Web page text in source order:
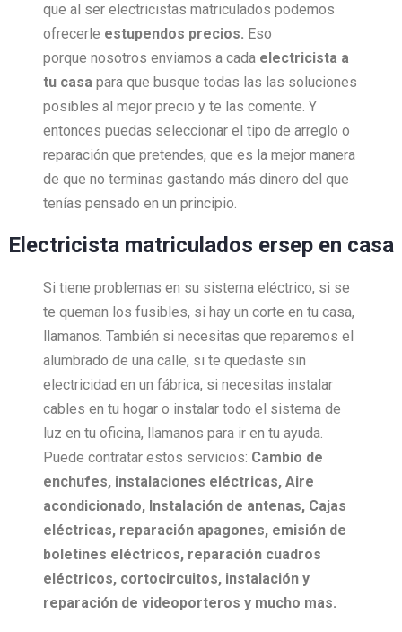
que al ser electricistas matriculados podemos
ofrecerle estupendos precios. Eso
porque nosotros enviamos a cada electricista a
tu casa para que busque todas las las soluciones
posibles al mejor precio y te las comente. Y
entonces puedas seleccionar el tipo de arreglo o
reparación que pretendes, que es la mejor manera
de que no terminas gastando más dinero del que
tenías pensado en un principio.
Electricista matriculados ersep en casa
Si tiene problemas en su sistema eléctrico, si se
te queman los fusibles, si hay un corte en tu casa,
llamanos. También si necesitas que reparemos el
alumbrado de una calle, si te quedaste sin
electricidad en un fábrica, si necesitas instalar
cables en tu hogar o instalar todo el sistema de
luz en tu oficina, llamanos para ir en tu ayuda.
Puede contratar estos servicios: Cambio de
enchufes, instalaciones eléctricas, Aire
acondicionado, Instalación de antenas, Cajas
eléctricas, reparación apagones, emisión de
boletines eléctricos, reparación cuadros
eléctricos, cortocircuitos, instalación y
reparación de videoporteros y mucho mas.